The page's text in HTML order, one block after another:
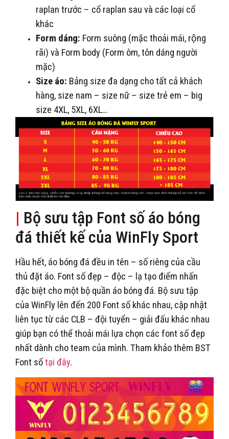
raplan trước – cổ raplan sau và các loại cổ
khác
Form dáng: Form suông (mặc thoải mái, rộng
rãi) và Form body (Form ôm, tôn dáng người
mặc)
Size áo: Bảng size đa dạng cho tất cả khách
hàng, size nam – size nữ – size trẻ em – big
size 4XL, 5XL, 6XL…
| Bộ sưu tập Font số áo bóng
đá thiết kế của WinFly Sport
Hầu hết, áo bóng đá đều in tên – số riêng của cầu
thủ đặt áo. Font số đẹp – độc – lạ tạo điểm nhấn
đặc biệt cho một bộ quần áo bóng đá. Bộ sưu tập
của WinFly lên đến 200 Font số khác nhau, cập nhật
liên tục từ các CLB – đội tuyển – giải đấu khác nhau
giúp bạn có thể thoải mái lựa chọn các font số đẹp
nhất dành cho team của mình. Tham khảo thêm BST
Font sốtại đây.